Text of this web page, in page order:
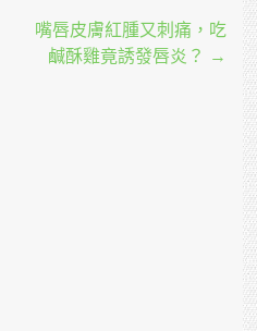
嘴唇皮膚紅腫又刺痛，吃
鹹酥雞竟誘發唇炎？
→